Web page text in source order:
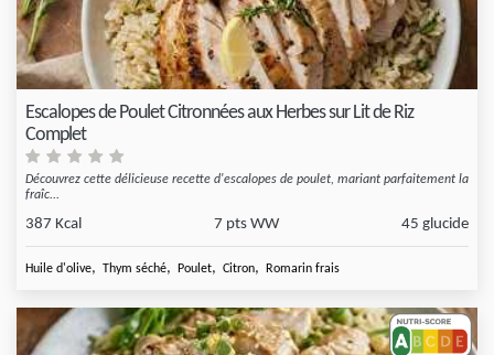
Escalopes de Poulet Citronnées aux Herbes sur Lit de Riz
Complet
Découvrez cette délicieuse recette d'escalopes de poulet, mariant parfaitement la
fraîc...
387 Kcal 7 pts WW 45 glucide
Huile d'olive, Thym séché, Poulet, Citron, Romarin frais